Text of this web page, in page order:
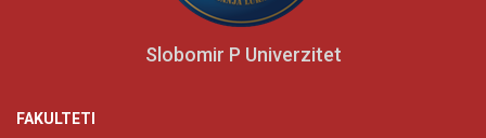
Slobomir P Univerzitet
FAKULTETI